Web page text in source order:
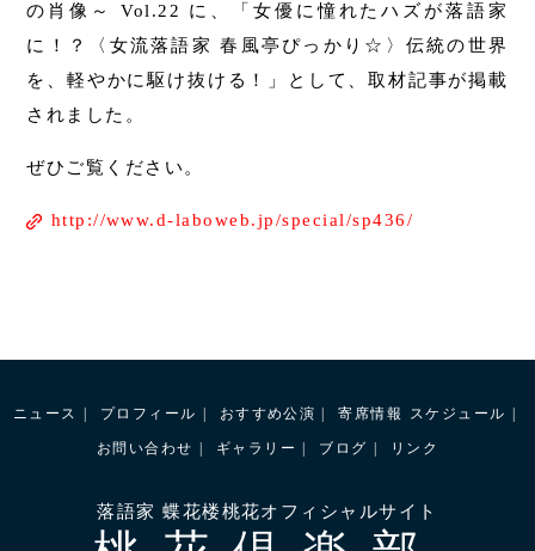
の肖像～ Vol.22 に、「女優に憧れたハズが落語家
に！？〈女流落語家 春風亭ぴっかり☆〉伝統の世界
を、軽やかに駆け抜ける！」として、取材記事が掲載
されました。
ぜひご覧ください。
http://www.d-laboweb.jp/special/sp436/
ニュース プロフィール おすすめ公演 寄席情報 スケジュール
お問い合わせ ギャラリー ブログ リンク
落語家 蝶花楼桃花オフィシャルサイト